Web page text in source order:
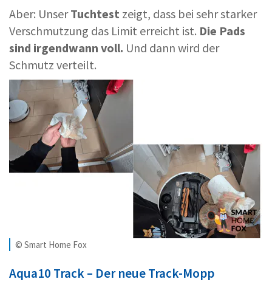
Aber: UnserTuchtest zeigt, dass bei sehr starker
Verschmutzung das Limit erreicht ist. Die Pads
sind irgendwann voll. Und dann wird der
Schmutz verteilt.
© Smart Home Fox
Aqua10 Track – Der neue Track-Mopp